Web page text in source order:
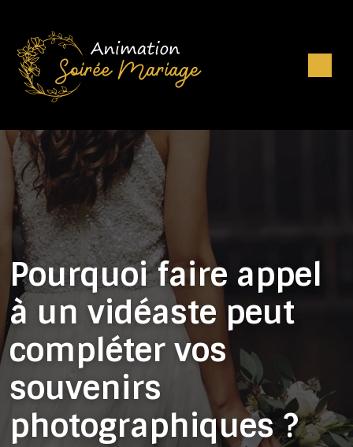
Pourquoi faire appel
à un vidéaste peut
compléter vos
souvenirs
photographiques ?